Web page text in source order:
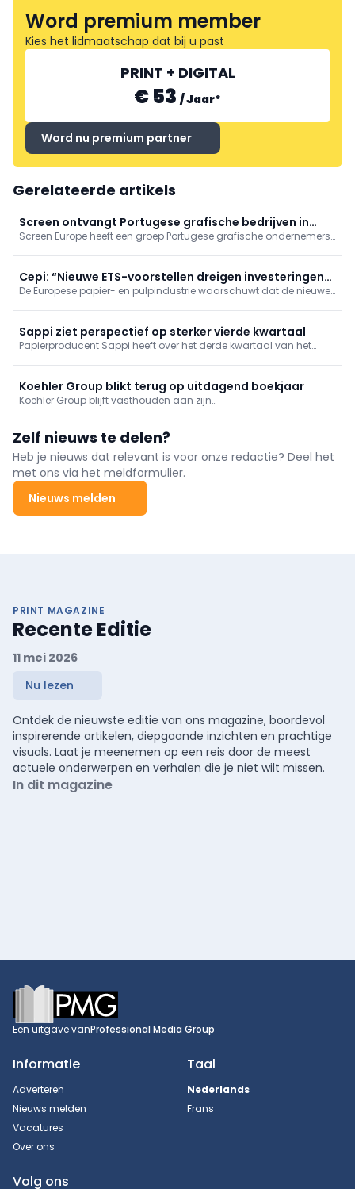
Word premium member
Kies het lidmaatschap dat bij u past
PRINT + DIGITAL
€ 53 /Jaar*
Word nu premium partner
Gerelateerde artikels
Screen ontvangt Portugese grafische bedrijven in
Aalsmeer
Screen Europe heeft een groep Portugese grafische ondernemers
Cepi: “Nieuwe ETS-voorstellen dreigen investeringen
af te remmen”
De Europese papier- en pulpindustrie waarschuwt dat de nieuwe
kunnen ondermijnen.
Sappi ziet perspectief op sterker vierde kwartaal
Papierproducent Sappi heeft over het derde kwartaal van het
verbeterde verwachtingen die het concern in juli naar voren
schoof.
Koehler Group blikt terug op uitdagend boekjaar
Koehler Group blijft vasthouden aan zijn
uitdagende economische omstandigheden zet het familiebedrijf
zijn duurzaamheidsbeleid verder.
Zelf nieuws te delen?
Heb je nieuws dat relevant is voor onze redactie? Deel het
met ons via het meldformulier.
Nieuws melden
PRINT MAGAZINE
Recente Editie
11 mei 2026
Nu lezen
Ontdek de nieuwste editie van ons magazine, boordevol
inspirerende artikelen, diepgaande inzichten en prachtige
visuals. Laat je meenemen op een reis door de meest
actuele onderwerpen en verhalen die je niet wilt missen.
In dit magazine
Footer
Een uitgave vanProfessional Media Group
Informatie
Adverteren
Nieuws melden
Vacatures
Over ons
Taal
Nederlands
Frans
Volg ons